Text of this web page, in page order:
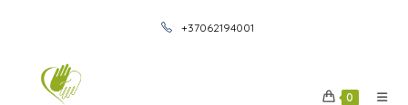
+37062194001
0